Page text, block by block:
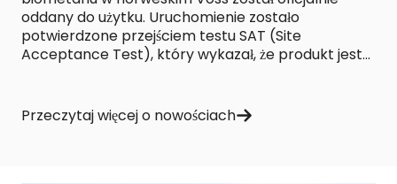
oddany do użytku. Uruchomienie zostało
potwierdzone przejściem testu SAT (Site
Acceptance Test), który wykazał, że produkt jest...
Przeczytaj więcej o nowościach